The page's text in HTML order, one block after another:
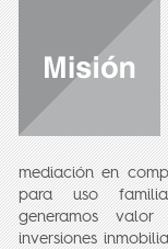
mediación en
para uso
generamos
inversiones